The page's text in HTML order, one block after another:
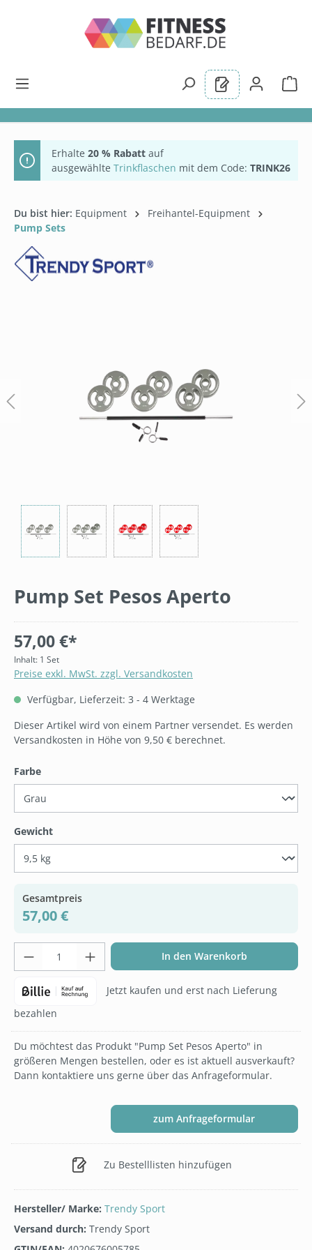
Erhalte 20 % Rabatt auf
ausgewählte Trinkflaschen mit dem Code: TRINK26
Du bist hier: Equipment
Freihantel-Equipment
Pump Sets
Pump Set Pesos Aperto
57,00 €*
Inhalt: 1 Set
Preise exkl. MwSt. zzgl. Versandkosten
Verfügbar, Lieferzeit: 3 - 4 Werktage
Dieser Artikel wird von einem Partner versendet. Es werden
Versandkosten in Höhe von 9,50 € berechnet.
Farbeauswählen
Gewichtauswählen
Gesamtpreis
57,00 €
Produkt Anzahl: Gib den gewünschten
In den Warenkorb
Jetzt kaufen und erst nach Lieferung
bezahlen
Du möchtest das Produkt "Pump Set Pesos Aperto" in
größeren Mengen bestellen, oder es ist aktuell ausverkauft?
Dann kontaktiere uns gerne über das Anfrageformular.
zum Anfrageformular
Zu Bestelllisten hinzufügen
Hersteller/ Marke: Trendy Sport
Versand durch: Trendy Sport